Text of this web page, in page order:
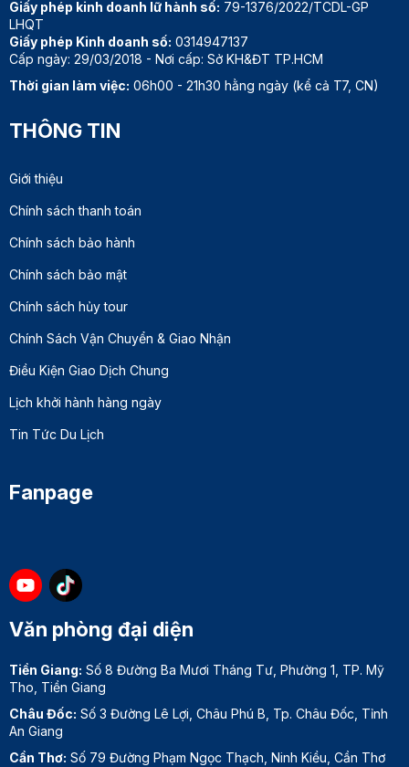
Giấy phép kinh doanh lữ hành số: 79-1376/2022/TCDL-GP
LHQT
Giấy phép Kinh doanh số: 0314947137
Cấp ngày: 29/03/2018 - Nơi cấp: Sở KH&ĐT TP.HCM
Thời gian làm việc: 06h00 - 21h30 hằng ngày (kể cả T7, CN)
THÔNG TIN
Giới thiệu
Chính sách thanh toán
Chính sách bảo hành
Chính sách bảo mật
Chính sách hủy tour
Chính Sách Vận Chuyển & Giao Nhận
Điều Kiện Giao Dịch Chung
Lịch khởi hành hàng ngày
Tin Tức Du Lịch
Fanpage
Văn phòng đại diện
Tiền Giang: Số 8 Đường Ba Mươi Tháng Tư, Phường 1, TP. Mỹ
Tho, Tiền Giang
Châu Đốc: Số 3 Đường Lê Lợi, Châu Phú B, Tp. Châu Đốc, Tỉnh
An Giang
Cần Thơ: Số 79 Đường Phạm Ngọc Thạch, Ninh Kiều, Cần Thơ